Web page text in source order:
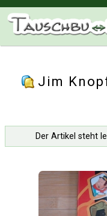
Jim
Der Artikel steht